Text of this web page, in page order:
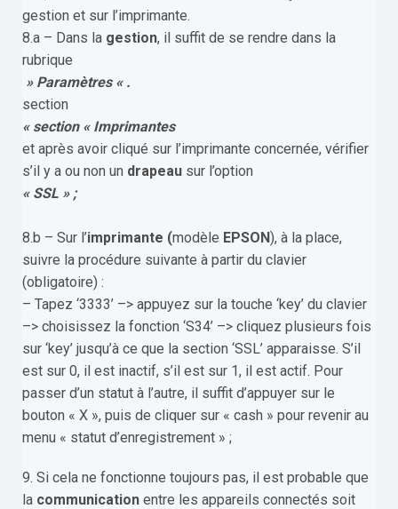
gestion et sur l’imprimante.
8.a – Dans la gestion, il suffit de se rendre dans la
rubrique
» Paramètres « .
section
« section « Imprimantes
et après avoir cliqué sur l’imprimante concernée, vérifier
s’il y a ou non un drapeau sur l’option
« SSL » ;
8.b – Sur l’imprimante (modèle EPSON), à la place,
suivre la procédure suivante à partir du clavier
(obligatoire) :
– Tapez ‘3333’ –> appuyez sur la touche ‘key’ du clavier
–> choisissez la fonction ‘S34’ –> cliquez plusieurs fois
sur ‘key’ jusqu’à ce que la section ‘SSL’ apparaisse. S’il
est sur 0, il est inactif, s’il est sur 1, il est actif. Pour
passer d’un statut à l’autre, il suffit d’appuyer sur le
bouton « X », puis de cliquer sur « cash » pour revenir au
menu « statut d’enregistrement » ;
9. Si cela ne fonctionne toujours pas, il est probable que
la communication entre les appareils connectés soit